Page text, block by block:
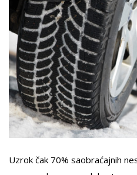
Uzrok čak 70% saobraćajnih